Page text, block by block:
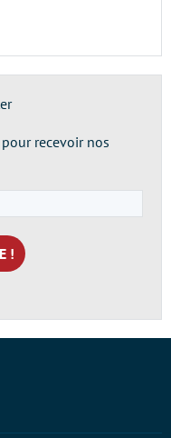
recevoir nos